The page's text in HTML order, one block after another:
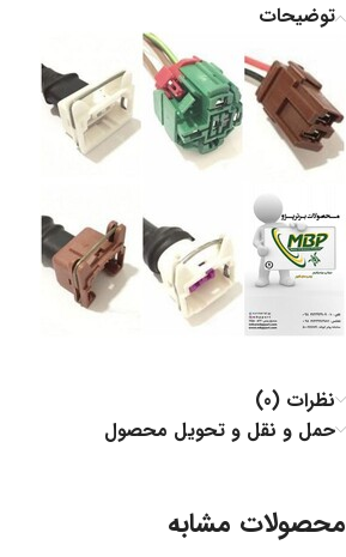
توضیحات
نظرات (0)
حمل و نقل و تحویل محصول
محصولات مشابه